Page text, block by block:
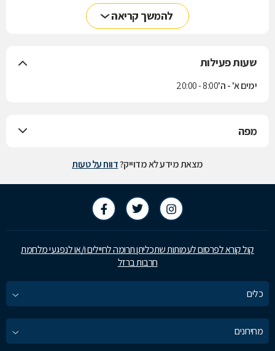
להמשך קריאה
שעות פעילות
ימים א' - ה'8:00 - 20:00
מפה
מצאת מידע לא מדוייק?דווח על טעות
קול קורא לפרסום לעמותות שתכליתן תרומה לחיילים ו/או לנפגעי מלחמת
חרבות ברזל
כלים
מחירונים